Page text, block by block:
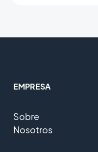
EMPRESA
Sobre
Nosotros